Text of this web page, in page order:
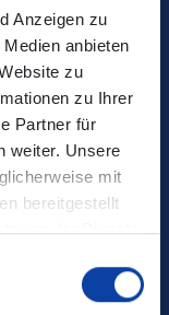
Anzeigen zu
anbieten
zu
zu Ihrer
Partner für
weiter. Unsere
mit
bereitgestellt
der Dienste
jede ein, auf
der Weinstadt
und Ahr
Koblenz-
5,00 € auf
eintauschen.